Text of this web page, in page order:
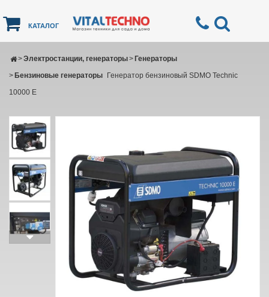
КАТАЛОГ
Электростанции, генераторы
> Генераторы
>
Бензиновые генераторы
>
Генератор бензиновый SDMO Technic
10000 E